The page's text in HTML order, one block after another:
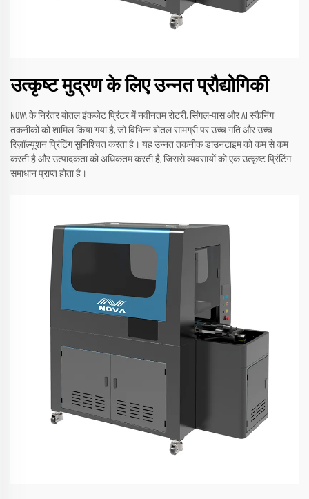
उत्कृष्ट मुद्रण के लिए उन्नत प्रौद्योगिकी
NOVA के निरंतर बोतल इंकजेट प्रिंटर में नवीनतम रोटरी, सिंगल-पास और AI स्कैनिंग
तकनीकों को शामिल किया गया है, जो विभिन्न बोतल सामग्री पर उच्च गति और उच्च-
रिज़ॉल्यूशन प्रिंटिंग सुनिश्चित करता है। यह उन्नत तकनीक डाउनटाइम को कम से कम
करती है और उत्पादकता को अधिकतम करती है, जिससे व्यवसायों को एक उत्कृष्ट प्रिंटिंग
समाधान प्राप्त होता है।